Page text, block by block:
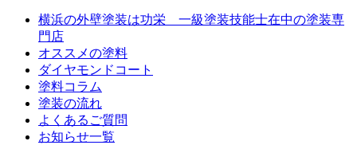
横浜の外壁塗装は功栄 一級塗装技能士在中の塗装専
門店
オススメの塗料
ダイヤモンドコート
塗料コラム
塗装の流れ
よくあるご質問
お知らせ一覧